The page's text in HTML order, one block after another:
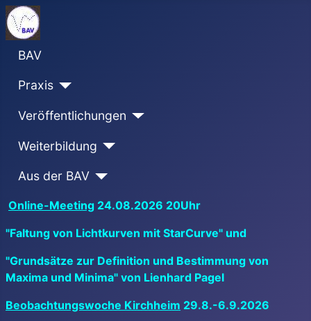
BAV
Praxis
Veröffentlichungen
Weiterbildung
Aus der BAV
Online-Meeting 24.08.2026 20Uhr
"Faltung von Lichtkurven mit StarCurve" und
"Grundsätze zur Definition und Bestimmung von
Maxima und Minima" von Lienhard Pagel
Beobachtungswoche Kirchheim 29.8.-6.9.2026